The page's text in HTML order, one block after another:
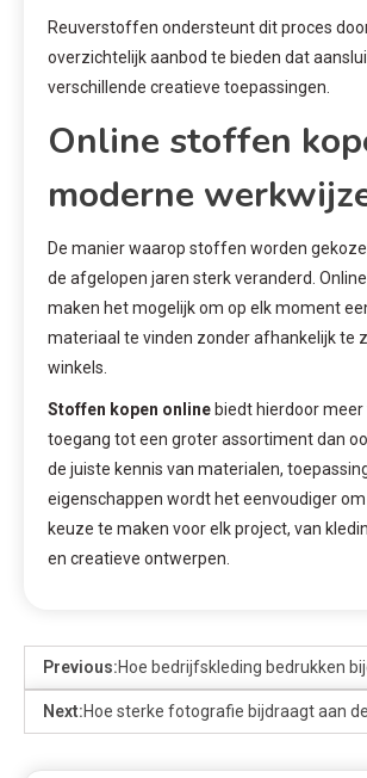
Reuverstoffen ondersteunt dit proces
overzichtelijk aanbod te bieden dat
verschillende creatieve toepassingen.
Online stoffen
moderne
De manier waarop stoffen worden
de afgelopen jaren sterk veranderd.
maken het mogelijk om op elk moment
materiaal te vinden zonder afhankelijk te
winkels.
Stoffen kopen online biedt hierdoor
toegang tot een groter assortiment dan
de juiste kennis van materialen,
eigenschappen wordt het eenvoudiger
keuze te maken voor elk project, van
en creatieve ontwerpen.
Previous:Hoe bedrijfskleding bedrukken
Next:Hoe sterke fotografie bijdraagt aan